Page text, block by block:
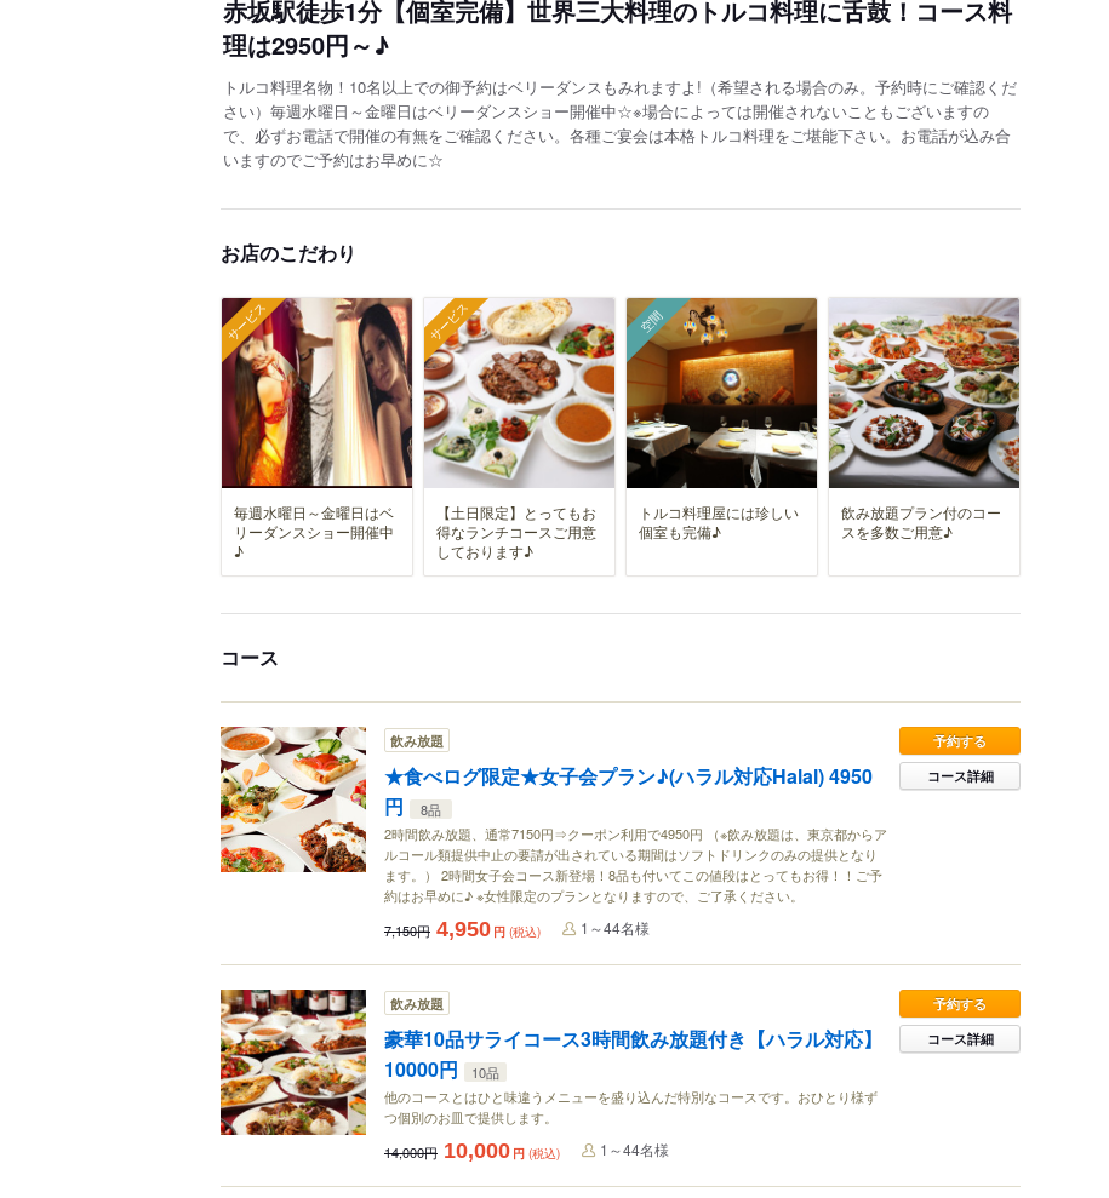
赤坂駅徒歩1分【個室完備】世界三大料理のトルコ料理に舌鼓！コース料
理は2950円～♪
トルコ料理名物！10名以上での御予約はベリーダンスもみれますよ!（希望される場合のみ。予約時にご確認くだ
さい）毎週水曜日～金曜日はベリーダンスショー開催中☆※場合によっては開催されないこともございますの
で、必ずお電話で開催の有無をご確認ください。各種ご宴会は本格トルコ料理をご堪能下さい。お電話が込み合
いますのでご予約はお早めに☆
お店のこだわり
サービス
毎週水曜日～金曜日はベ
リーダンスショー開催中
♪
サービス
【土日限定】とってもお
得なランチコースご用意
しております♪
空間
トルコ料理屋には珍しい
個室も完備♪
飲み放題プラン付のコー
スを多数ご用意♪
コース
飲み放題
★食べログ限定★女子会プラン♪(ハラル対応Halal) 4950
円
8品
2時間飲み放題、通常7150円⇒クーポン利用で4950円 （※飲み放題は、東京都からア
ルコール類提供中止の要請が出されている期間はソフトドリンクのみの提供となり
ます。） 2時間女子会コース新登場！8品も付いてこの値段はとってもお得！！ご予
約はお早めに♪ ※女性限定のプランとなりますので、ご了承ください。
予約する
コース詳細
7,150円 4,950 円 (税込) 1～44名様
飲み放題
豪華10品サライコース3時間飲み放題付き【ハラル対応】
10000円
10品
他のコースとはひと味違うメニューを盛り込んだ特別なコースです。おひとり様ず
つ個別のお皿で提供します。
予約する
コース詳細
14,000円 10,000 円 (税込) 1～44名様